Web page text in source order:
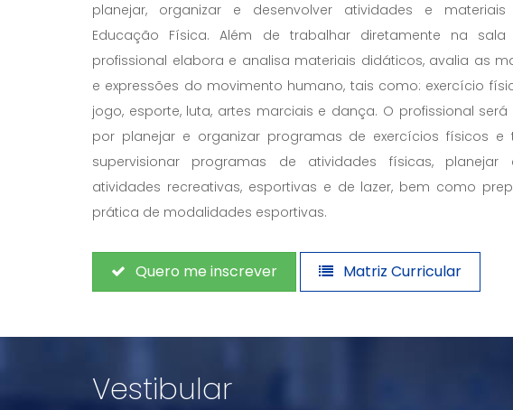
planejar, organizar e desenvolver atividades e
Educação Física. Além de trabalhar diretamente na
profissional elabora e analisa materiais didáticos, avalia as
e expressões do movimento humano, tais como: exercício
jogo, esporte, luta, artes marciais e dança. O profissional será
por planejar e organizar programas de exercícios físicos e
supervisionar programas de atividades físicas, planejar
atividades recreativas, esportivas e de lazer, bem como
prática de modalidades esportivas.
Quero me inscrever Matriz Curricular
Vestibular